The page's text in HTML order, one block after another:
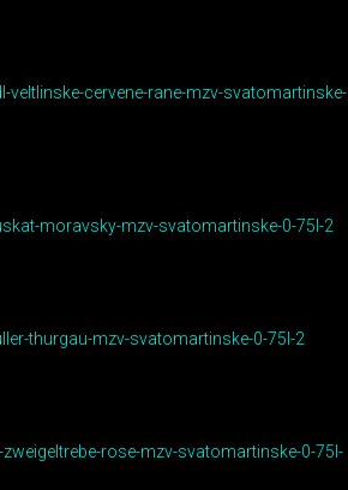
cervene-rane-mzv-svatomartinske-
moravsky-mzv-svatomartinske-0-75l-2
thurgau-mzv-svatomartinske-0-75l-2
rose-mzv-svatomartinske-0-75l-